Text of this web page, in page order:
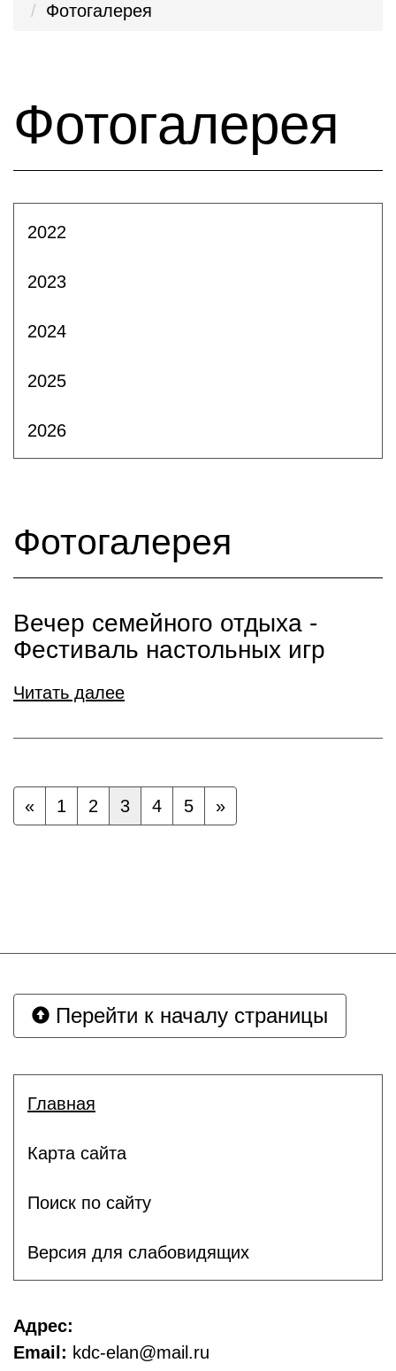
Фотогалерея
Фотогалерея
2022
2023
2024
2025
2026
Фотогалерея
Вечер семейного отдыха -
Фестиваль настольных игр
Читать далее
« 1 2 3 4 5 »
Перейти к началу страницы
Главная
Карта сайта
Поиск по сайту
Версия для слабовидящих
Адрес:
Email: kdc-elan@mail.ru